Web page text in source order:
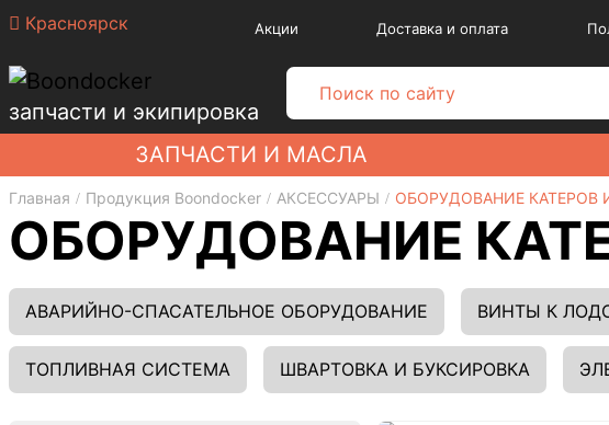
Красноярск Акции Доставка и оплата
запчасти и экипировка
ЗАПЧАСТИ И МАСЛА
Главная Продукция Boondocker АКСЕССУАРЫ ОБОРУДОВАНИЕ КАТЕРОВ
ОБОРУДОВАНИЕ
АВАРИЙНО-СПАСАТЕЛЬНОЕ ОБОРУДОВАНИЕ ВИНТЫ К
ТОПЛИВНАЯ СИСТЕМА ШВАРТОВКА И БУКСИРОВКА